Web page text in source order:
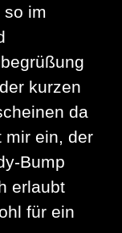
so im
kurzen
da
mir ein, der
Bump
erlaubt
für ein